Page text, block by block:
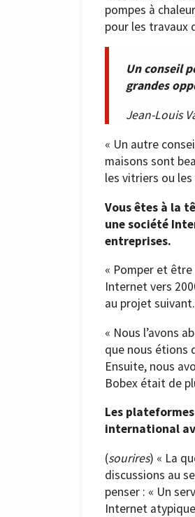
pompes à
pour les travaux
Un conseil
grandes
Jean-Louis
« Un autre
maisons sont
les vitriers ou
Vous êtes à la
une société
entreprises.
« Pomper et
Internet vers
au projet
« Nous l’avons
que nous étions
Ensuite, nous
Bobex était de
Les
international
(sourires) « La
discussions au
penser : « Un
Internet